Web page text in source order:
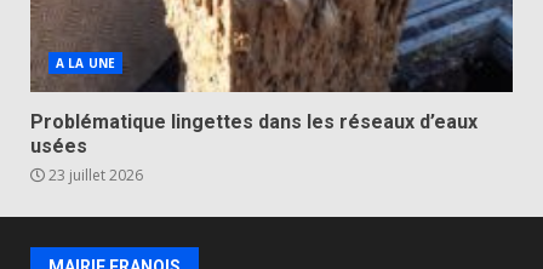
A LA UNE
Problématique lingettes dans les réseaux d’eaux
usées
23 juillet 2026